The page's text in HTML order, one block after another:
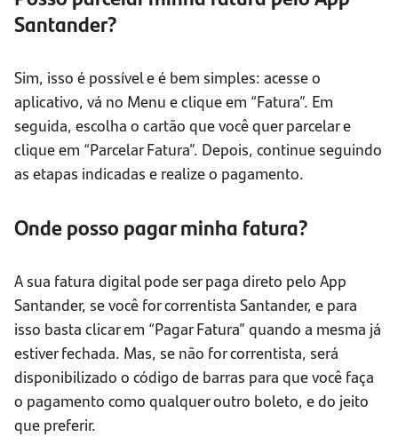
Santander?
Sim, isso é possível e é bem simples: acesse o
aplicativo, vá no Menu e clique em “Fatura”. Em
seguida, escolha o cartão que você quer parcelar e
clique em “Parcelar Fatura”. Depois, continue seguindo
as etapas indicadas e realize o pagamento.
Onde posso pagar minha fatura?
A sua fatura digital pode ser paga direto pelo App
Santander, se você for correntista Santander, e para
isso basta clicar em “Pagar Fatura” quando a mesma já
estiver fechada. Mas, se não for correntista, será
disponibilizado o código de barras para que você faça
o pagamento como qualquer outro boleto, e do jeito
que preferir.